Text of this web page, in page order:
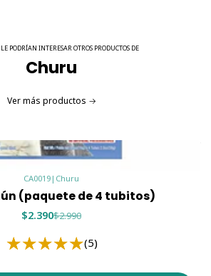
PODRÍAN INTERESAR OTROS PRODUCTOS DE
Churu
Ver más productos
CA0019 | Churu
(paquete de 4 tubitos)
$2.390$2.990
(5)